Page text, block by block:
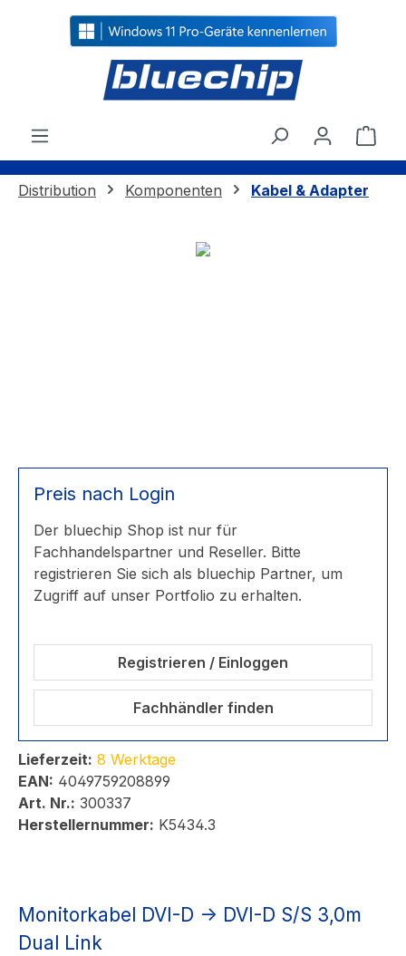
springen
Distribution Komponenten Kabel & Adapter
Bildergalerie überspringen
Preis nach Login
Der bluechip Shop ist nur für
Fachhandelspartner und Reseller. Bitte
registrieren Sie sich als bluechip Partner, um
Zugriff auf unser Portfolio zu erhalten.
Registrieren / Einloggen
Fachhändler finden
Lieferzeit: 8 Werktage
EAN: 4049759208899
Art. Nr.: 300337
Herstellernummer: K5434.3
Monitorkabel DVI-D -> DVI-D S/S 3,0m
Dual Link